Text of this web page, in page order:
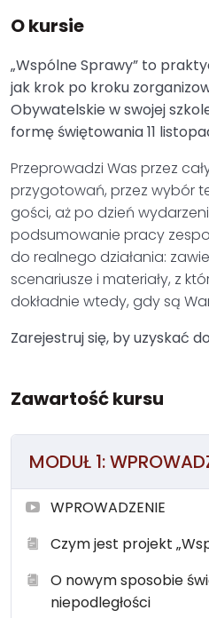
O kursie
„Wspólne Sprawy” to
jak krok po kroku
Obywatelskie w swojej
formę świętowania 11
Przeprowadzi Was przez
przygotowań, przez wybór
gości, aż po dzień
podsumowanie pracy
do realnego działania:
scenariusze i materiały, z
dokładnie wtedy, gdy są
Zarejestruj się, by uzyskać
Zawartość kursu
MODUŁ 1:
WPROWADZENIE
Czym jest projekt
O nowym sposobie
niepodległości